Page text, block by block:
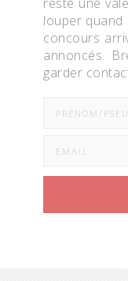
louper quand
concours
annoncés.
garder